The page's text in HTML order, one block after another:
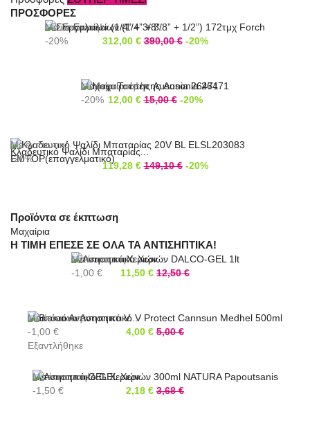
ΠΡΟΣΦΟΡΕΣ
Σετ Εργαλείων (1/4” + 3/8”...
312,00 € 390,00 € -20%
Με έκπτωση!
-20%
Μαχαίρι Τσέπης Ausonia 26471
12,00 € 15,00 € -20%
Με έκπτωση!
-20%
Κλαδευτικό Ψαλίδι Μπαταρίας...
119,28 € 149,10 € -20%
Με έκπτωση!
-20%
Προϊόντα σε έκπτωση
Μαχαίρια
Η ΤΙΜΗ ΕΠΕΣΕ ΣΕ ΟΛΑ ΤΑ ΑΝΤΙΣΗΠΤΙΚΑ!
Αντισηπτικό Χεριών...
11,50 € 12,50 €
Με έκπτωση!
-1,00 €
Βιοκτόνο Αντισηπτικό V...
4,00 € 5,00 €
Με έκπτωση!
-1,00 €
Εξαντλήθηκε
Αντισηπτικό GEL Χεριών...
2,18 € 3,68 €
Με έκπτωση!
-1,50 €